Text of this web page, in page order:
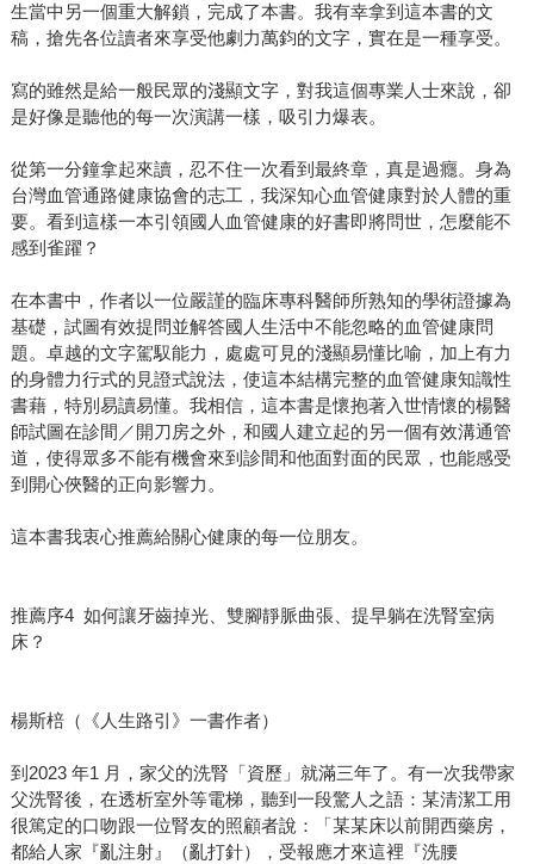
生當中另一個重大解鎖，完成了本書。我有幸拿到這本書的文
稿，搶先各位讀者來享受他劇力萬鈞的文字，實在是一種享受。
寫的雖然是給一般民眾的淺顯文字，對我這個專業人士來說，卻
是好像是聽他的每一次演講一樣，吸引力爆表。
從第一分鐘拿起來讀，忍不住一次看到最終章，真是過癮。身為
台灣血管通路健康協會的志工，我深知心血管健康對於人體的重
要。看到這樣一本引領國人血管健康的好書即將問世，怎麼能不
感到雀躍？
在本書中，作者以一位嚴謹的臨床專科醫師所熟知的學術證據為
基礎，試圖有效提問並解答國人生活中不能忽略的血管健康問
題。卓越的文字駕馭能力，處處可見的淺顯易懂比喻，加上有力
的身體力行式的見證式說法，使這本結構完整的血管健康知識性
書藉，特別易讀易懂。我相信，這本書是懷抱著入世情懷的楊醫
師試圖在診間／開刀房之外，和國人建立起的另一個有效溝通管
道，使得眾多不能有機會來到診間和他面對面的民眾，也能感受
到開心俠醫的正向影響力。
這本書我衷心推薦給關心健康的每一位朋友。
推薦序4 如何讓牙齒掉光、雙腳靜脈曲張、提早躺在洗腎室病
床？
楊斯棓（《人生路引》一書作者）
到2023 年1 月，家父的洗腎「資歷」就滿三年了。有一次我帶家
父洗腎後，在透析室外等電梯，聽到一段驚人之語：某清潔工用
很篤定的口吻跟一位腎友的照顧者說：「某某床以前開西藥房，
都給人家『亂注射』（亂打針），受報應才來這裡『洗腰